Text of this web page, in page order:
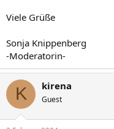
Viele Grüße
Sonja Knippenberg
-Moderatorin-
K kirena
Guest